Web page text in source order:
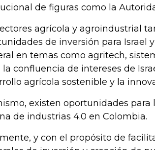
de figuras como la
agrícola y agroindustrial
de inversión para Israel
en temas como agritech,
la confluencia de intereses de
agrícola sostenible y la
existen oportunidades para
de industrias 4.0 en Colombia.
y con el propósito de